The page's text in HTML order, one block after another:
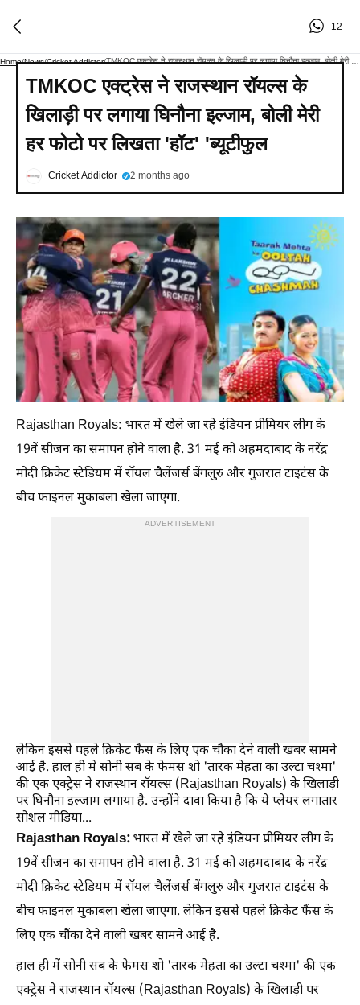
12
Home/News/Cricket Addictor/
TMKOC एक्ट्रेस ने राजस्थान रॉयल्स के
खिलाड़ी पर लगाया घिनौना इल्जाम, बोली मेरी
हर फोटो पर लिखता 'हॉट' 'ब्यूटीफुल
Cricket Addictor 2 months ago
Rajasthan Royals: भारत में खेले जा रहे इंडियन प्रीमियर लीग के
19वें सीजन का समापन होने वाला है. 31 मई को अहमदाबाद के नरेंद्र
मोदी क्रिकेट स्टेडियम में रॉयल चैलेंजर्स बेंगलुरु और गुजरात टाइटंस के
बीच फाइनल मुकाबला खेला जाएगा.
ADVERTISEMENT
लेकिन इससे पहले क्रिकेट फैंस के लिए एक चौंका देने वाली खबर सामने
आई है. हाल ही में सोनी सब के फेमस शो 'तारक मेहता का उल्टा चश्मा'
की एक एक्ट्रेस ने राजस्थान रॉयल्स (Rajasthan Royals) के खिलाड़ी
पर घिनौना इल्जाम लगाया है. उन्होंने दावा किया है कि ये प्लेयर लगातार
सोशल मीडिया...
Rajasthan Royals:भारत में खेले जा रहे इंडियन प्रीमियर लीग के
19वें सीजन का समापन होने वाला है. 31 मई को अहमदाबाद के नरेंद्र
मोदी क्रिकेट स्टेडियम में रॉयल चैलेंजर्स बेंगलुरु और गुजरात टाइटंस के
बीच फाइनल मुकाबला खेला जाएगा. लेकिन इससे पहले क्रिकेट फैंस के
लिए एक चौंका देने वाली खबर सामने आई है.
हाल ही में सोनी सब के फेमस शो 'तारक मेहता का उल्टा चश्मा' की एक
एक्ट्रेस ने राजस्थान रॉयल्स (Rajasthan Royals) के खिलाड़ी पर